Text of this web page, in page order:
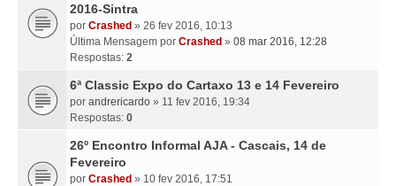
2016-Sintra
por Crashed » 26 fev 2016, 10:13
Última Mensagem por Crashed » 08 mar 2016, 12:28
Respostas: 2
6ª Classic Expo do Cartaxo 13 e 14 Fevereiro
por andrericardo » 11 fev 2016, 19:34
Respostas: 0
26º Encontro Informal AJA - Cascais, 14 de
Fevereiro
por Crashed » 10 fev 2016, 17:51